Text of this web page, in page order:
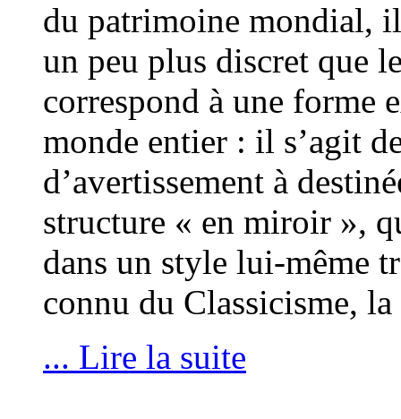
du patrimoine mondial,
un peu plus discret que
correspond à une forme
monde entier : il s’agit
d’avertissement à
structure « en miroir »,
dans un style lui-même
connu du Classicisme,
... Lire la suite